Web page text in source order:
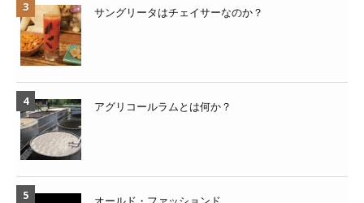
サングリータはチェイサーなのか？
アグリコールラムとは何か？